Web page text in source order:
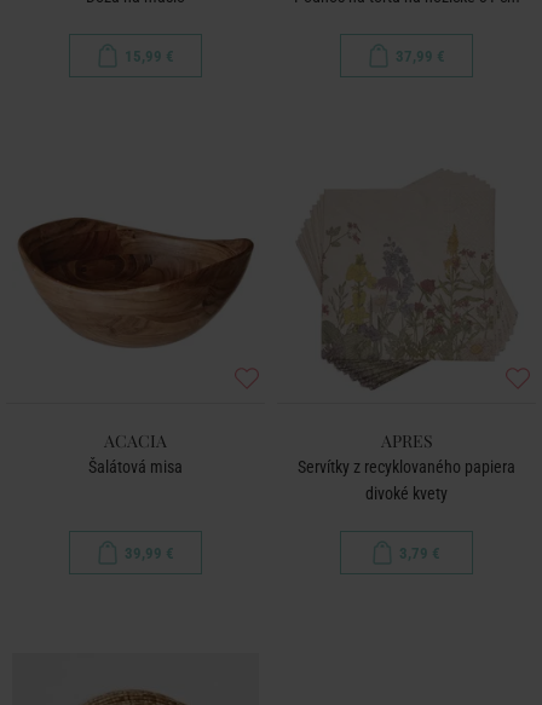
15,99 € 37,99 €
ACACIA
Šalátová misa
39,99 €
APRES
Servítky z recyklovaného papiera
divoké kvety
3,79 €